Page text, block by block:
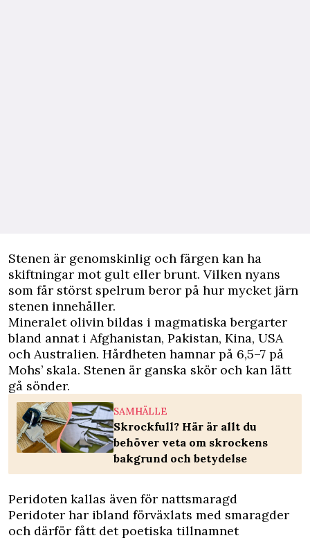
Stenen är genomskinlig och färgen kan ha
skiftningar mot gult eller brunt. Vilken nyans
som får störst spelrum beror på hur mycket järn
stenen innehåller.
Mineralet olivin bildas i magmatiska bergarter
bland annat i Afghanistan, Pakistan, Kina, USA
och Australien. Hårdheten hamnar på 6,5–7 på
Mohs’ skala. Stenen är ganska skör och kan lätt
gå sönder.
SAMHÄLLE
Skrockfull? Här är allt du
behöver veta om skrockens
bakgrund och betydelse
Peridoten kallas även för nattsmaragd
Peridoter har ibland förväxlats med smaragder
och därför fått det poetiska tillnamnet